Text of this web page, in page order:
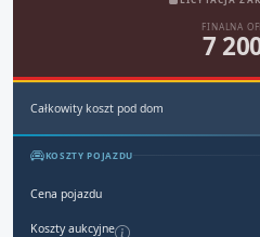
FINALNA
7
Całkowity koszt pod dom
KOSZTY POJAZDU
Cena pojazdu
Koszty aukcyjne